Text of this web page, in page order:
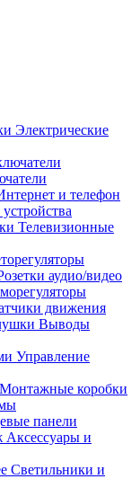
Электрические
и телефон
Телевизионные
аудио/видео
движения
Выводы
Управление
Монтажные коробки
панели
Аксессуары и
Светильники и